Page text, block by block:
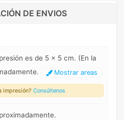
DE ENVIOS
es de 5 x 5 cm. (En la
Mostrar areas
impresión? Consúltenos